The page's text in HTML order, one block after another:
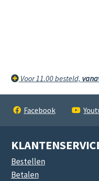
Voor 11.00 besteld,
Facebook
Bestellen
Betalen